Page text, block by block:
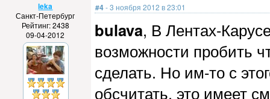
leka
Санкт-Петербург
Рейтинг: 2438
09-04-2012
#4- 3 ноября 2012 в 23:01
bulava, В Лентах-
возможности пробить
сделать. Но им-то с
обсчитать, это имеет